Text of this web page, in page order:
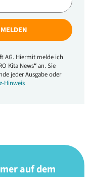
auf dem
AG. Hiermit melde ich
Kita News“ an. Sie
jeder Ausgabe oder
Hinweis